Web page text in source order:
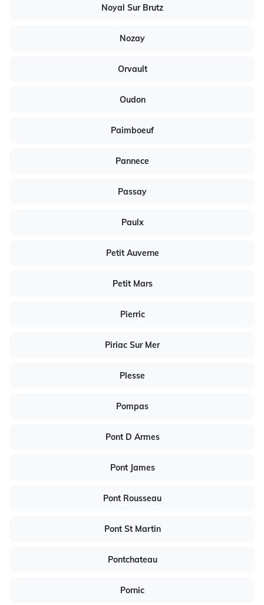
Noyal Sur Brutz
Nozay
Orvault
Oudon
Paimboeuf
Pannece
Passay
Paulx
Petit Auverne
Petit Mars
Pierric
Piriac Sur Mer
Plesse
Pompas
Pont D Armes
Pont James
Pont Rousseau
Pont St Martin
Pontchateau
Pornic